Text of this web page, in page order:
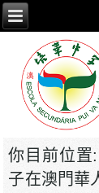
你目前位置:
子在澳門華